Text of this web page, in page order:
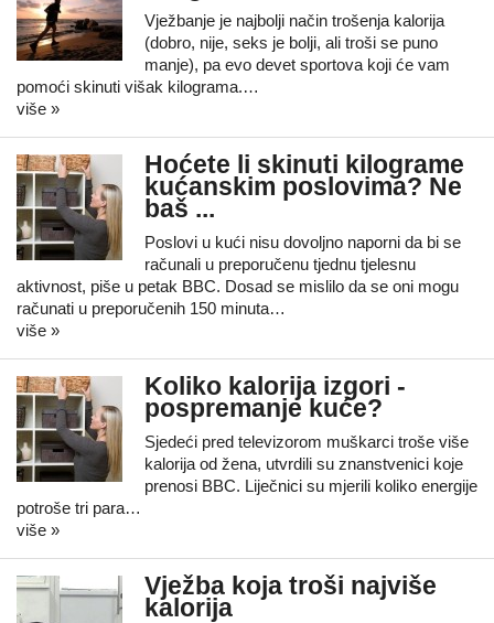
Vježbanje je najbolji način trošenja kalorija
(dobro, nije, seks je bolji, ali troši se puno
manje), pa evo devet sportova koji će vam
pomoći skinuti višak kilograma.…
više »
Hoćete li skinuti kilograme
kućanskim poslovima? Ne
baš ...
Poslovi u kući nisu dovoljno naporni da bi se
računali u preporučenu tjednu tjelesnu
aktivnost, piše u petak BBC. Dosad se mislilo da se oni mogu
računati u preporučenih 150 minuta…
više »
Koliko kalorija izgori -
pospremanje kuće?
Sjedeći pred televizorom muškarci troše više
kalorija od žena, utvrdili su znanstvenici koje
prenosi BBC. Liječnici su mjerili koliko energije
potroše tri para…
više »
Vježba koja troši najviše
kalorija